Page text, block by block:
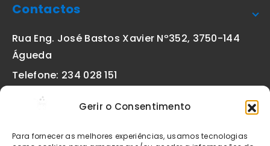
Gerir o Consentimento
Para fornecer as melhores experiências, usamos tecnologias
Contactos
Rua Eng. José Bastos Xavier Nº352, 3750-144
Águeda
Telefone: 234 028 151
geral@etiquetas-online.pt